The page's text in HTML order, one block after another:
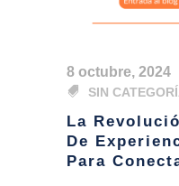
8 octubre, 2024
SIN
La
De
Para